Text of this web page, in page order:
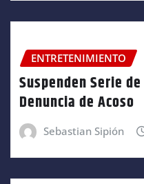
ENTRETENIMIENTO
Suspenden Serie
Denuncia de Acoso
Sebastian Sipión